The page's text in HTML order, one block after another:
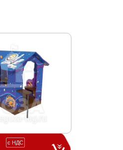
с НДС